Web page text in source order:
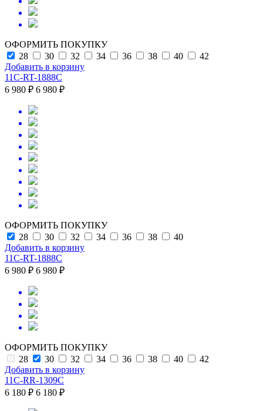
ОФОРМИТЬ ПОКУПКУ
28
30 32 34 36 38 40
42
Добавить в корзину
11C-RT-1888C
6 980 ₽ 6 980 ₽
ОФОРМИТЬ ПОКУПКУ
28
30 32 34 36 38
40
Добавить в корзину
11C-RT-1888C
6 980 ₽ 6 980 ₽
ОФОРМИТЬ ПОКУПКУ
28
30 32 34 36 38 40
42
Добавить в корзину
11C-RR-1309C
6 180 ₽ 6 180 ₽